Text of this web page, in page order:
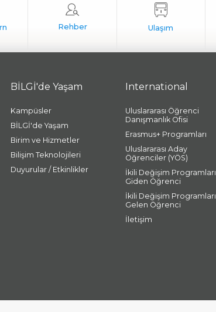
BİLGİ'de Yaşam
Kampüsler
BİLGİ'de Yaşam
Birim ve Hizmetler
Bilişim Teknolojileri
Duyurular / Etkinlikler
International
Uluslararası Öğrenci
Danışmanlık Ofisi
Erasmus+ Programları
Uluslararası Aday
Öğrenciler (YÖS)
İkili Değişim Programları
Giden Öğrenci
İkili Değişim Programları
Gelen Öğrenci
İletişim